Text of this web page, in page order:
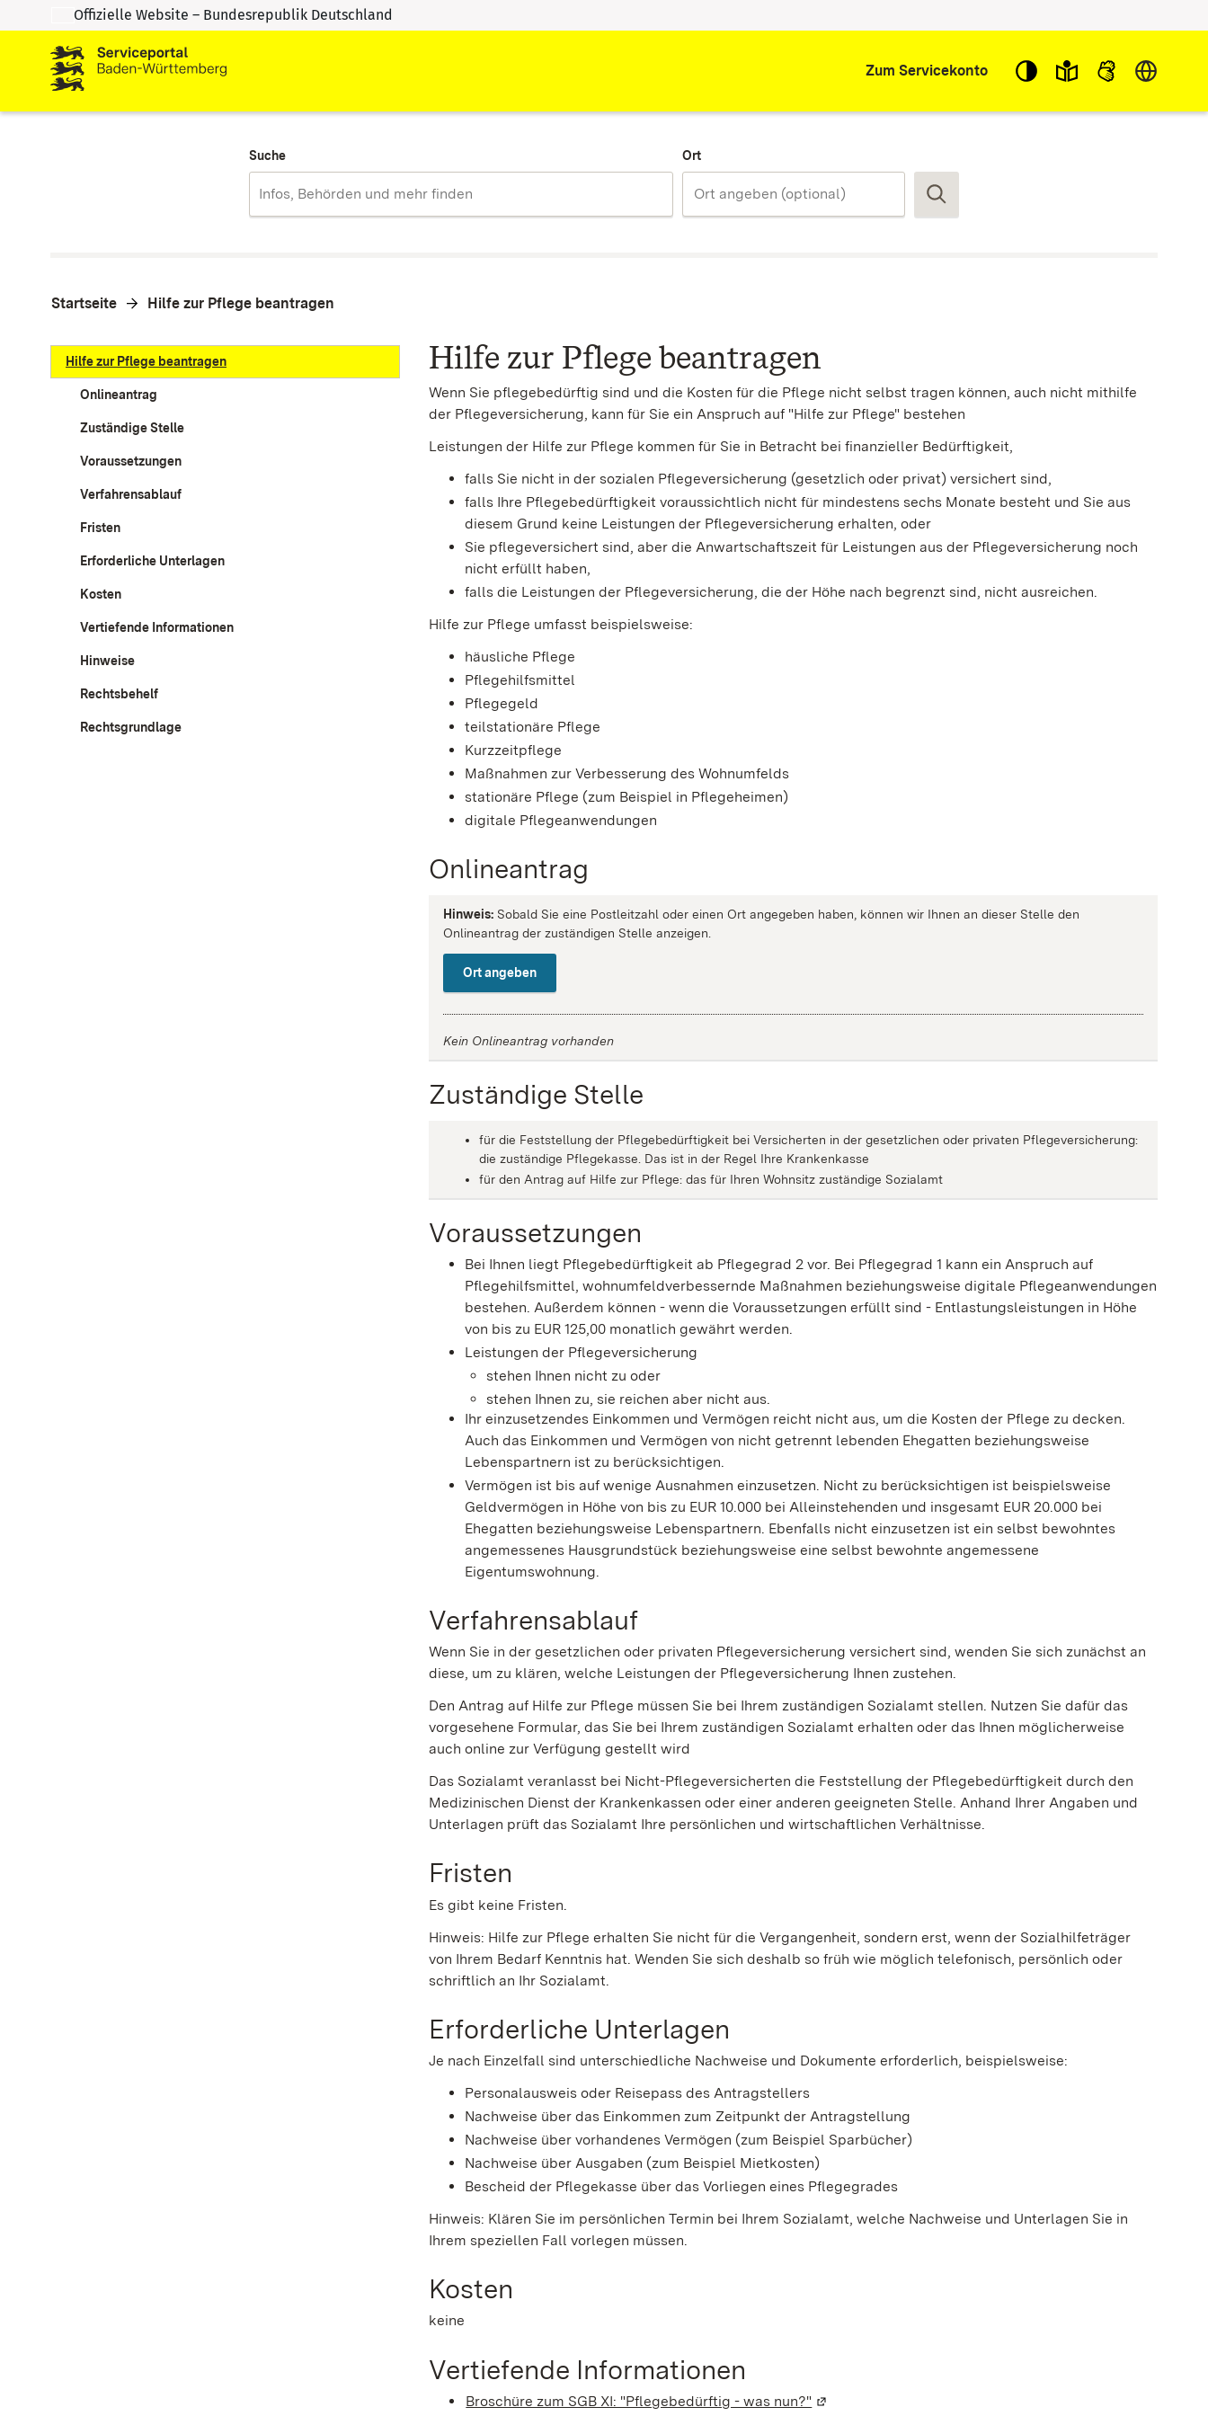
Zum Inhalt springen
Zur Suche springen
Offizielle Website – Bundesrepublik Deutschland
Zum Servicekonto Sprache
Suche Ort
Suchen
Startseite Hilfe zur Pflege beantragen
Hilfe zur Pflege beantragen
Onlineantrag
Zuständige Stelle
Voraussetzungen
Verfahrensablauf
Fristen
Erforderliche Unterlagen
Kosten
Vertiefende Informationen
Hinweise
Rechtsbehelf
Rechtsgrundlage
Hilfe zur Pflege beantragen
Wenn Sie pflegebedürftig sind und die Kosten für die Pflege nicht selbst tragen können, auch nicht mithilfe
der Pflegeversicherung, kann für Sie ein Anspruch auf "Hilfe zur Pflege" bestehen
Leistungen der Hilfe zur Pflege kommen für Sie in Betracht bei finanzieller Bedürftigkeit,
falls Sie nicht in der sozialen Pflegeversicherung (gesetzlich oder privat) versichert sind,
falls Ihre Pflegebedürftigkeit voraussichtlich nicht für mindestens sechs Monate besteht und Sie aus
diesem Grund keine Leistungen der Pflegeversicherung erhalten, oder
Sie pflegeversichert sind, aber die Anwartschaftszeit für Leistungen aus der Pflegeversicherung noch
nicht erfüllt haben,
falls die Leistungen der Pflegeversicherung, die der Höhe nach begrenzt sind, nicht ausreichen.
Hilfe zur Pflege umfasst beispielsweise:
häusliche Pflege
Pflegehilfsmittel
Pflegegeld
teilstationäre Pflege
Kurzzeitpflege
Maßnahmen zur Verbesserung des Wohnumfelds
stationäre Pflege (zum Beispiel in Pflegeheimen)
digitale Pflegeanwendungen
Onlineantrag
Hinweis: Sobald Sie eine Postleitzahl oder einen Ort angegeben haben, können wir Ihnen an dieser Stelle den
Onlineantrag der zuständigen Stelle anzeigen.
Ort angeben
Kein Onlineantrag vorhanden
Zuständige Stelle
für die Feststellung der Pflegebedürftigkeit bei Versicherten in der gesetzlichen oder privaten Pflegeversicherung:
die zuständige Pflegekasse. Das ist in der Regel Ihre Krankenkasse
für den Antrag auf Hilfe zur Pflege: das für Ihren Wohnsitz zuständige Sozialamt
Voraussetzungen
Bei Ihnen liegt Pflegebedürftigkeit ab Pflegegrad 2 vor. Bei Pflegegrad 1 kann ein Anspruch auf
Pflegehilfsmittel, wohnumfeldverbessernde Maßnahmen beziehungsweise digitale Pflegeanwendungen
bestehen. Außerdem können - wenn die Voraussetzungen erfüllt sind - Entlastungsleistungen in Höhe
von bis zu EUR 125,00 monatlich gewährt werden.
Leistungen der Pflegeversicherung
stehen Ihnen nicht zu oder
stehen Ihnen zu, sie reichen aber nicht aus.
Ihr einzusetzendes Einkommen und Vermögen reicht nicht aus, um die Kosten der Pflege zu decken.
Auch das Einkommen und Vermögen von nicht getrennt lebenden Ehegatten beziehungsweise
Lebenspartnern ist zu berücksichtigen.
Vermögen ist bis auf wenige Ausnahmen einzusetzen. Nicht zu berücksichtigen ist beispielsweise
Geldvermögen in Höhe von bis zu EUR 10.000 bei Alleinstehenden und insgesamt EUR 20.000 bei
Ehegatten beziehungsweise Lebenspartnern. Ebenfalls nicht einzusetzen ist ein selbst bewohntes
angemessenes Hausgrundstück beziehungsweise eine selbst bewohnte angemessene
Eigentumswohnung.
Verfahrensablauf
Wenn Sie in der gesetzlichen oder privaten Pflegeversicherung versichert sind, wenden Sie sich zunächst an
diese, um zu klären, welche Leistungen der Pflegeversicherung Ihnen zustehen.
Den Antrag auf Hilfe zur Pflege müssen Sie bei Ihrem zuständigen Sozialamt stellen. Nutzen Sie dafür das
vorgesehene Formular, das Sie bei Ihrem zuständigen Sozialamt erhalten oder das Ihnen möglicherweise
auch online zur Verfügung gestellt wird
Das Sozialamt veranlasst bei Nicht-Pflegeversicherten die Feststellung der Pflegebedürftigkeit durch den
Medizinischen Dienst der Krankenkassen oder einer anderen geeigneten Stelle. Anhand Ihrer Angaben und
Unterlagen prüft das Sozialamt Ihre persönlichen und wirtschaftlichen Verhältnisse.
Fristen
Es gibt keine Fristen.
Hinweis: Hilfe zur Pflege erhalten Sie nicht für die Vergangenheit, sondern erst, wenn der Sozialhilfeträger
von Ihrem Bedarf Kenntnis hat. Wenden Sie sich deshalb so früh wie möglich telefonisch, persönlich oder
schriftlich an Ihr Sozialamt.
Erforderliche Unterlagen
Je nach Einzelfall sind unterschiedliche Nachweise und Dokumente erforderlich, beispielsweise:
Personalausweis oder Reisepass des Antragstellers
Nachweise über das Einkommen zum Zeitpunkt der Antragstellung
Nachweise über vorhandenes Vermögen (zum Beispiel Sparbücher)
Nachweise über Ausgaben (zum Beispiel Mietkosten)
Bescheid der Pflegekasse über das Vorliegen eines Pflegegrades
Hinweis: Klären Sie im persönlichen Termin bei Ihrem Sozialamt, welche Nachweise und Unterlagen Sie in
Ihrem speziellen Fall vorlegen müssen.
Kosten
keine
Vertiefende Informationen
Broschüre zum SGB XI: "Pflegebedürftig - was nun?" (Wird in einem neuen Fenster geöffnet)